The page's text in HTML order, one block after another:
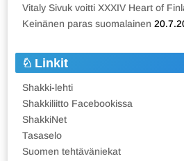
Vitaly Sivuk voitti XXXIV Heart of
Keinänen paras suomalainen
Linkit
Shakki-lehti
Shakkiliitto Facebookissa
ShakkiNet
Tasaselo
Suomen tehtäväniekat